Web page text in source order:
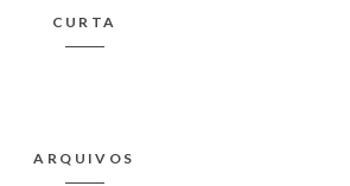
CURTA
ARQUIVOS